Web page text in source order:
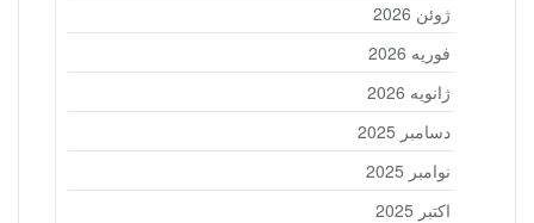
ژوئن 2026
فوریه 2026
ژانویه 2026
دسامبر 2025
نوامبر 2025
اکتبر 2025